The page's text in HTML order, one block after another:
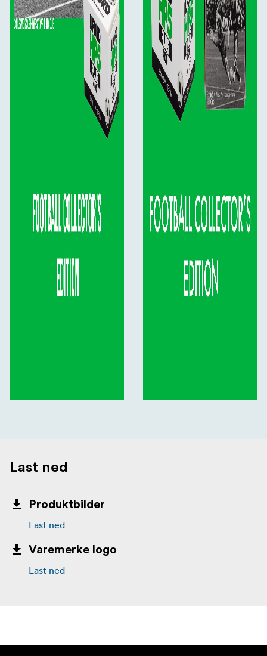
Last ned
Produktbilder
Last ned
Varemerke logo
Last ned